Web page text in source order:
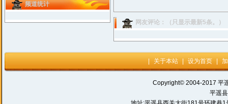
频道统计
网友评论：（只显示最新5条。）
关于本站 设为首页
Copyright© 2004-2017 平
平遥